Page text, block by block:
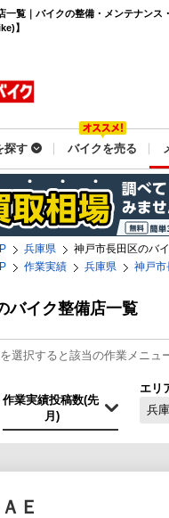
一覧｜バイクの整備・メンテナンス
】
探す バイクを売る
兵庫県
神戸市長田区のバ
作業実績 兵庫県 神戸市
バイク整備店一覧
選択すると該当の作業メニュ
エリ
兵
Ｅ